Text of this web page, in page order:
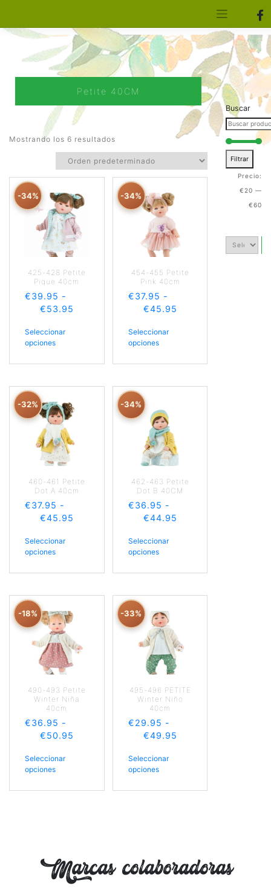
Petite 40CM
Mostrando los 6 resultados
-34%
425-428 Petite
Pique 40cm
€39.95 -
€53.95
Seleccionar
opciones
-34%
454-455 Petite
Pink 40cm
€37.95 -
€45.95
Seleccionar
opciones
-32%
460-461 Petite
Dot A 40cm
€37.95 -
€45.95
Seleccionar
opciones
-34%
462-463 Petite
Dot B 40CM
€36.95 -
€44.95
Seleccionar
opciones
-18%
490-493 Petite
Winter Niña
40cm
€36.95 -
€50.95
Seleccionar
opciones
-33%
495-496 PETITE
Winter Niño
40cm
€29.95 -
€49.95
Seleccionar
opciones
Buscar
Filtrar
Precio:
€20 —
€60
Marcas colaboradoras